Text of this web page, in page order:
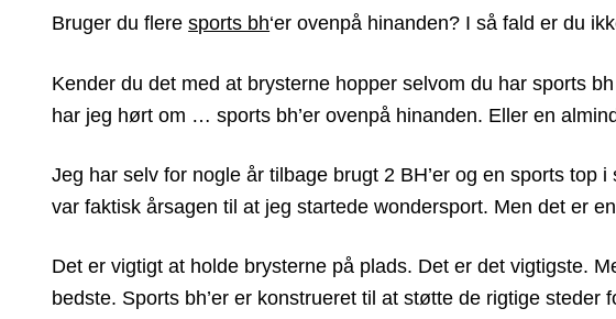
Bruger du fleresports bh‘er ovenpå hinanden? I så fald er du
Kender du det med at brysterne hopper selvom du har sports
har jeg hørt om … sports bh’er ovenpå hinanden. Eller en
Jeg har selv for nogle år tilbage brugt 2 BH’er og en sports top
var faktisk årsagen til at jeg startede wondersport. Men det er
Det er vigtigt at holde brysterne på plads. Det er det vigtigste.
bedste. Sports bh’er er konstrueret til at støtte de rigtige